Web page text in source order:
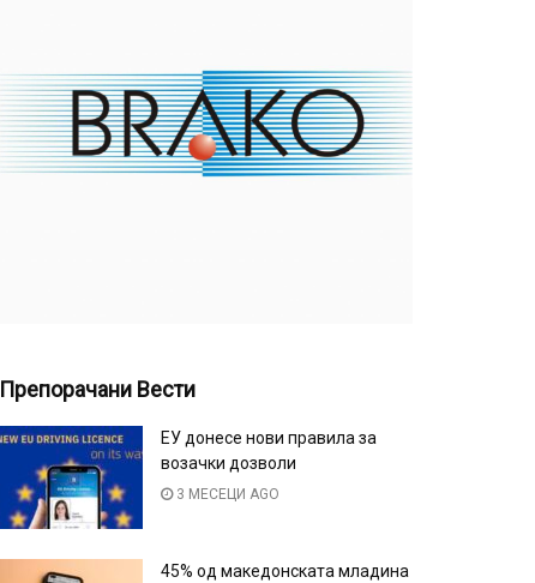
Препорачани Вести
ЕУ донесе нови правила за
возачки дозволи
3 МЕСЕЦИ AGO
45% од македонската младина